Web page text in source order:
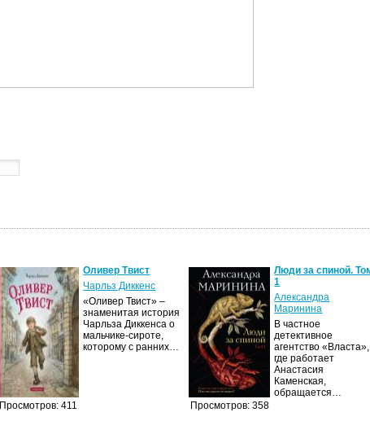
Просмотров: 411
Оливер Твист
Чарльз Диккенс
«Оливер Твист» –
знаменитая история
Чарльза Диккенса о
мальчике-сироте,
которому с ранних…
Просмотров: 358
Люди за спиной.
1
Александра
Маринина
В частное
детективное
агентство «Власта»,
где работает
Анастасия
Каменская,
обращается…